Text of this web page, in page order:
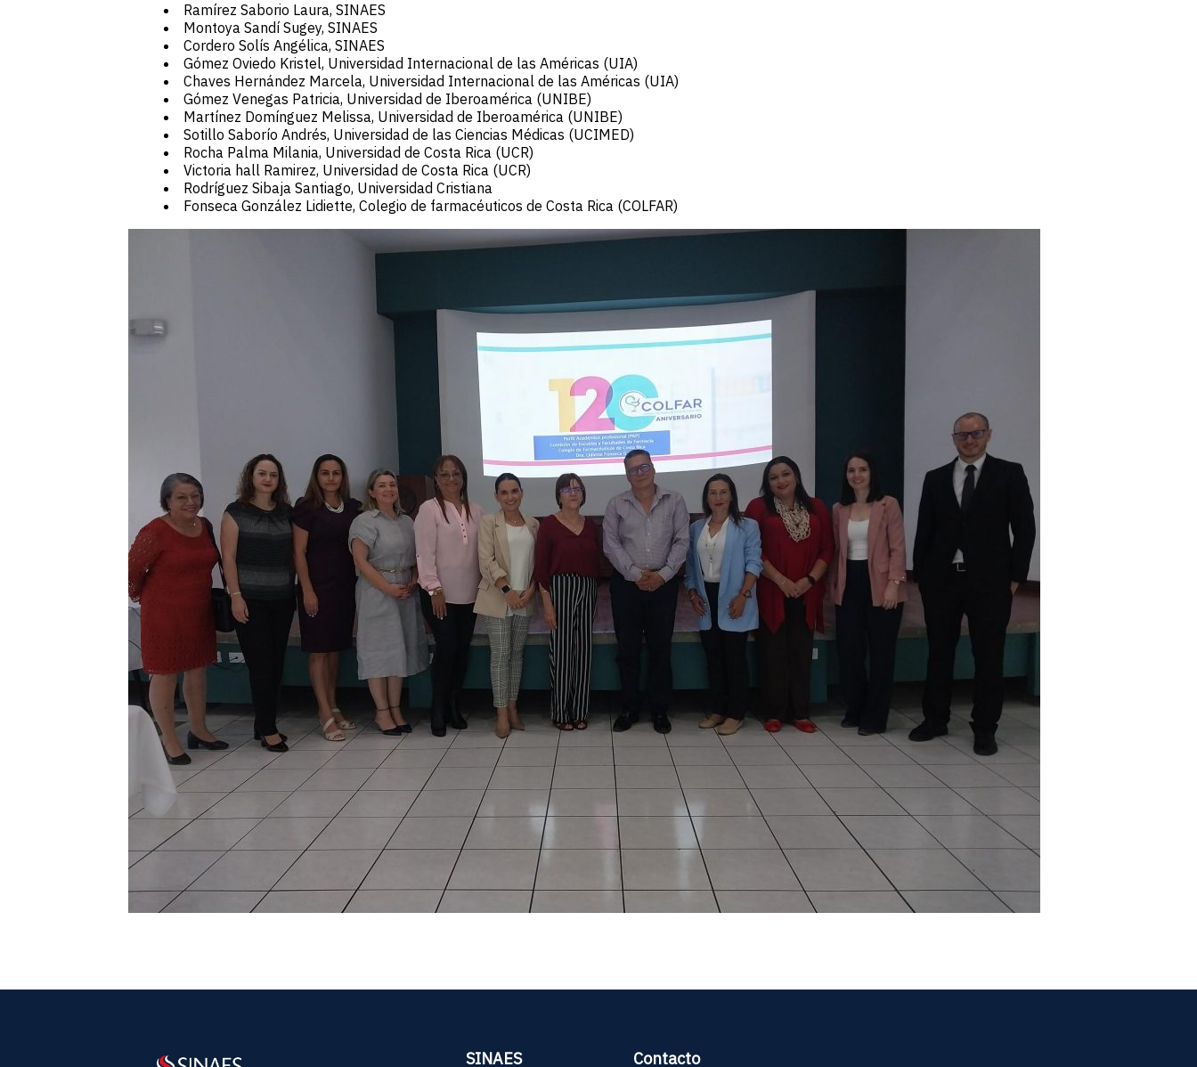
Ramírez Saborio Laura, SINAES
Montoya Sandí Sugey, SINAES
Cordero Solís Angélica, SINAES
Gómez Oviedo Kristel, Universidad Internacional de las Américas (UIA)
Chaves Hernández Marcela, Universidad Internacional de las Américas (UIA)
Gómez Venegas Patricia, Universidad de Iberoamérica (UNIBE)
Martínez Domínguez Melissa, Universidad de Iberoamérica (UNIBE)
Sotillo Saborío Andrés, Universidad de las Ciencias Médicas (UCIMED)
Rocha Palma Milania, Universidad de Costa Rica (UCR)
Victoria hall Ramirez, Universidad de Costa Rica (UCR)
Rodríguez Sibaja Santiago, Universidad Cristiana
Fonseca González Lidiette, Colegio de farmacéuticos de Costa Rica (COLFAR)
SINAES Contacto